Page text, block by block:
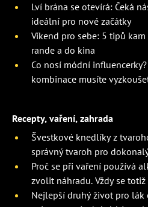
Lví brána se otevírá: Čeká
ideální pro nové začátky
Víkend pro sebe: 5 tipů
rande a do kina
Co nosí módní
kombinace musíte
Recepty, vaření, zahrada
Švestkové knedlíky z
správný tvaroh pro
Proč se při vaření používá
zvolit náhradu. Vždy se
Nejlepší druhý život pro lák